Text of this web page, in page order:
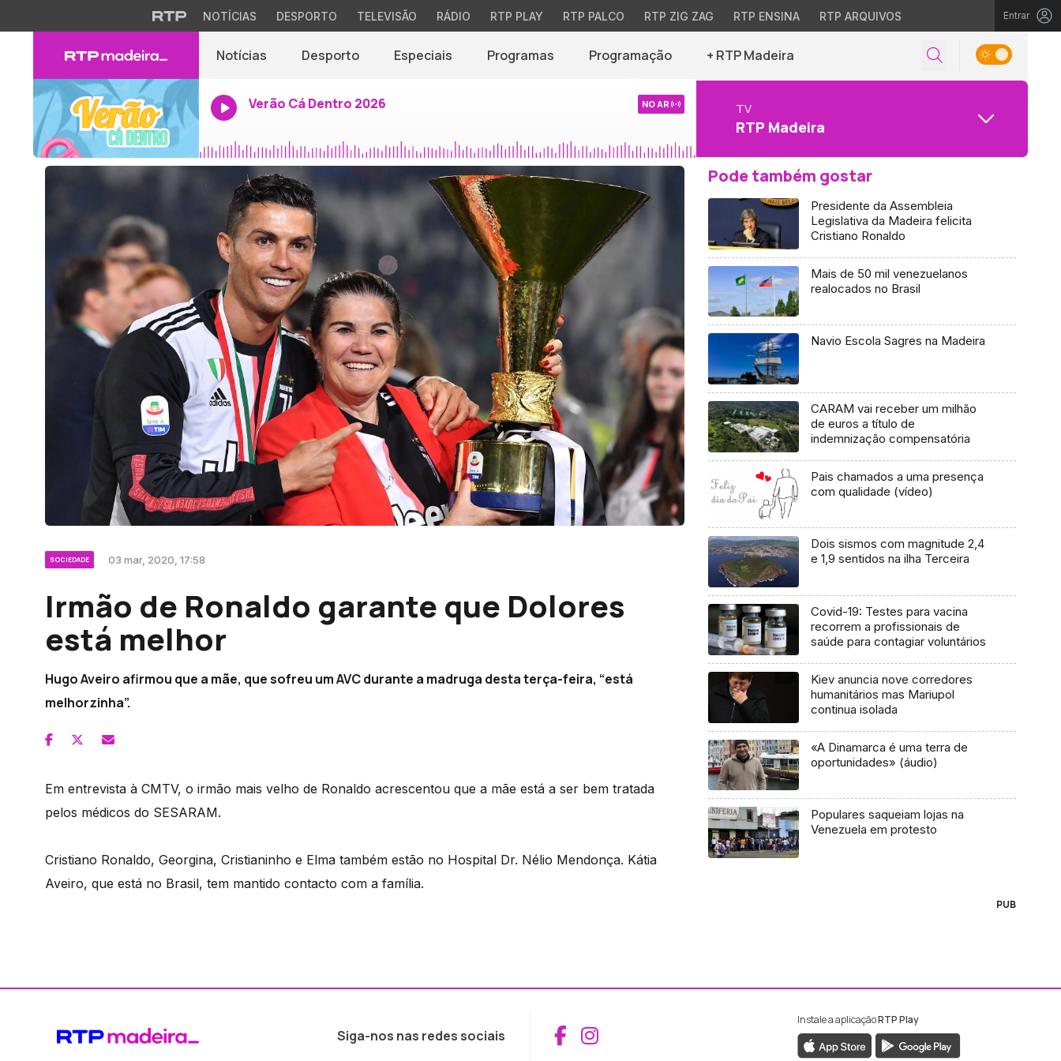
NOTÍCIAS DESPORTO TELEVISÃO RÁDIO RTP PLAY RTP PALCO RTP ZIG ZAG RTP ENSINA RTP ARQUIVOS Entrar
Notícias Desporto Especiais Programas Programação + RTP Madeira
Verão Cá Dentro 2026 NO AR TV
RTP Madeira
SOCIEDADE 03 mar, 2020, 17:58
Irmão de Ronaldo garante que Dolores
está melhor
Hugo Aveiro afirmou que a mãe, que sofreu um AVC durante a madruga desta terça-feira, “está
melhorzinha”.
Em entrevista à CMTV, o irmão mais velho de Ronaldo acrescentou que a mãe está a ser bem tratada
pelos médicos do SESARAM.
Cristiano Ronaldo, Georgina, Cristianinho e Elma também estão no Hospital Dr. Nélio Mendonça. Kátia
Aveiro, que está no Brasil, tem mantido contacto com a família.
Pode também gostar
Presidente da Assembleia
Legislativa da Madeira felicita
Cristiano Ronaldo
Mais de 50 mil venezuelanos
realocados no Brasil
Navio Escola Sagres na Madeira
CARAM vai receber um milhão
de euros a título de
indemnização compensatória
Pais chamados a uma presença
com qualidade (vídeo)
Dois sismos com magnitude 2,4
e 1,9 sentidos na ilha Terceira
Covid-19: Testes para vacina
recorrem a profissionais de
saúde para contagiar voluntários
Kiev anuncia nove corredores
humanitários mas Mariupol
continua isolada
«A Dinamarca é uma terra de
oportunidades» (áudio)
Populares saqueiam lojas na
Venezuela em protesto
PUB
Siga-nos nas redes sociais Aceder ao Facebook da RTP Madeira
Aceder ao Instagram da RTP Madeira
Instale a aplicaçãoRTP Play